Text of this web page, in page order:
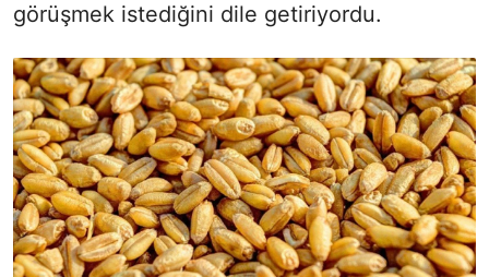
görüşmek istediğini dile getiriyordu.